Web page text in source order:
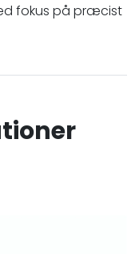
fokus på præcist